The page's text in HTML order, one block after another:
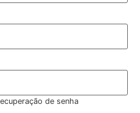
de senha